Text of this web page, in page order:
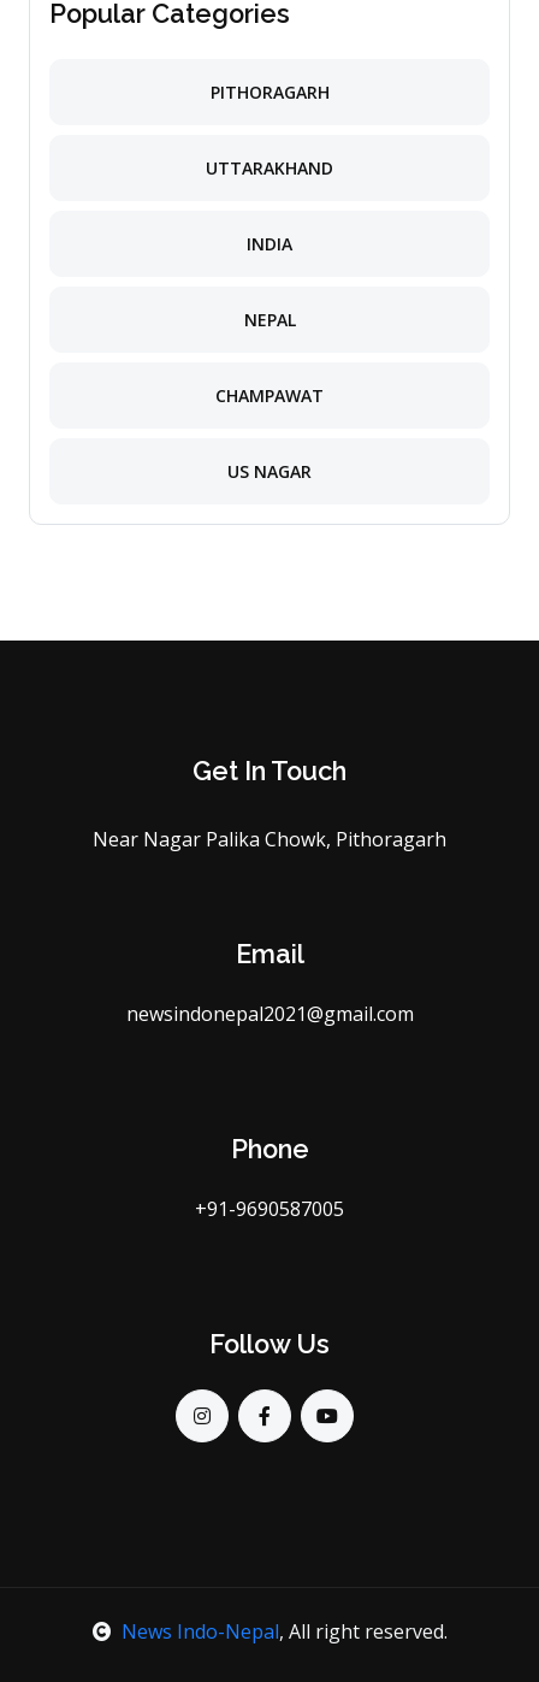
Popular Categories
PITHORAGARH
UTTARAKHAND
INDIA
NEPAL
CHAMPAWAT
US NAGAR
Get In Touch
Near Nagar Palika Chowk, Pithoragarh
Email
newsindonepal2021@gmail.com
Phone
+91-9690587005
Follow Us
News Indo-Nepal, All right reserved.